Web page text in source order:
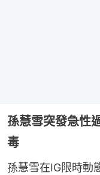
孫慧雪突發急性
毒
孫慧雪在IG限時動